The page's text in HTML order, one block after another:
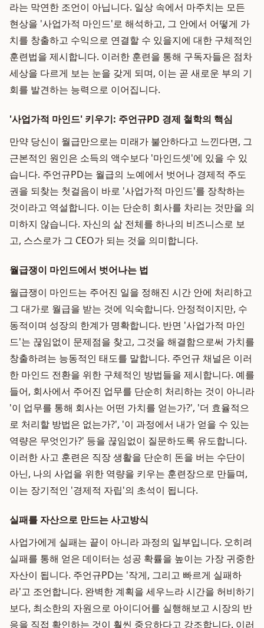
라는 막연한 조언이 아닙니다. 일상 속에서 마주치는 모든
현상을 '사업가적 마인드'로 해석하고, 그 안에서 어떻게 가
치를 창출하고 수익으로 연결할 수 있을지에 대한 구체적인
훈련법을 제시합니다. 이러한 훈련을 통해 구독자들은 점차
세상을 다르게 보는 눈을 갖게 되며, 이는 곧 새로운 부의 기
회를 발견하는 능력으로 이어집니다.
'사업가적 마인드' 키우기: 주언규PD 경제 철학의 핵심
만약 당신이 월급만으로는 미래가 불안하다고 느낀다면, 그
근본적인 원인은 소득의 액수보다 '마인드셋'에 있을 수 있
습니다. 주언규PD는 월급의 노예에서 벗어나 경제적 주도
권을 되찾는 첫걸음이 바로 '사업가적 마인드'를 장착하는
것이라고 역설합니다. 이는 단순히 회사를 차리는 것만을 의
미하지 않습니다. 자신의 삶 전체를 하나의 비즈니스로 보
고, 스스로가 그 CEO가 되는 것을 의미합니다.
월급쟁이 마인드에서 벗어나는 법
월급쟁이 마인드는 주어진 일을 정해진 시간 안에 처리하고
그 대가로 월급을 받는 것에 익숙합니다. 안정적이지만, 수
동적이며 성장의 한계가 명확합니다. 반면 '사업가적 마인
드'는 끊임없이 문제점을 찾고, 그것을 해결함으로써 가치를
창출하려는 능동적인 태도를 말합니다. 주언규 채널은 이러
한 마인드 전환을 위한 구체적인 방법들을 제시합니다. 예를
들어, 회사에서 주어진 업무를 단순히 처리하는 것이 아니라
'이 업무를 통해 회사는 어떤 가치를 얻는가?', '더 효율적으
로 처리할 방법은 없는가?', '이 과정에서 내가 얻을 수 있는
역량은 무엇인가?' 등을 끊임없이 질문하도록 유도합니다.
이러한 사고 훈련은 직장 생활을 단순히 돈을 버는 수단이
아닌, 나의 사업을 위한 역량을 키우는 훈련장으로 만들며,
이는 장기적인 '경제적 자립'의 초석이 됩니다.
실패를 자산으로 만드는 사고방식
사업가에게 실패는 끝이 아니라 과정의 일부입니다. 오히려
실패를 통해 얻은 데이터는 성공 확률을 높이는 가장 귀중한
자산이 됩니다. 주언규PD는 '작게, 그리고 빠르게 실패하
라'고 조언합니다. 완벽한 계획을 세우느라 시간을 허비하기
보다, 최소한의 자원으로 아이디어를 실행해보고 시장의 반
응을 직접 확인하는 것이 훨씬 중요하다고 강조합니다. 이러